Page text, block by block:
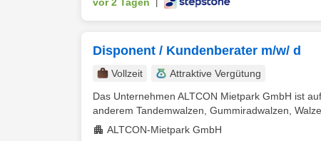
Disponent / Kundenberater m/w/ d
Vollzeit
Attraktive Vergütung
Das Unternehmen ALTCON Mietpark GmbH ist
anderem Tandemwalzen, Gummiradwalzen,
ALTCON-Mietpark GmbH